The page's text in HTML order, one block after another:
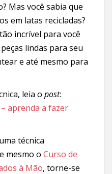
Mas você sabia que
em latas recicladas?
incrível para você
lindas para seu
e até mesmo para
leia o post:
aprenda a fazer
técnica
mesmo o Curso de
à Mão, torne-se